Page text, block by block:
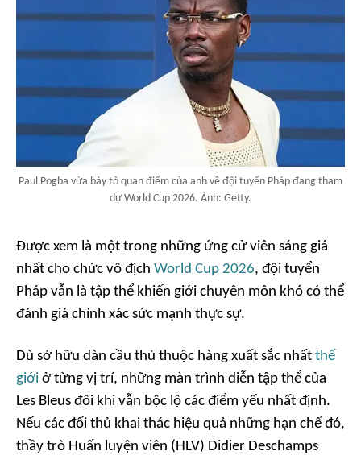
Paul Pogba vừa bày tỏ quan điểm của anh về đội tuyển Pháp đang tham
dự World Cup 2026. Ảnh: Getty.
Được xem là một trong những ứng cử viên sáng giá
nhất cho chức vô địch World Cup 2026, đội tuyển
Pháp vẫn là tập thể khiến giới chuyên môn khó có thể
đánh giá chính xác sức mạnh thực sự.
Dù sở hữu dàn cầu thủ thuộc hàng xuất sắc nhất thế
giới ở từng vị trí, những màn trình diễn tập thể của
Les Bleus đôi khi vẫn bộc lộ các điểm yếu nhất định.
Nếu các đối thủ khai thác hiệu quả những hạn chế đó,
thầy trò Huấn luyện viên (HLV) Didier Deschamps